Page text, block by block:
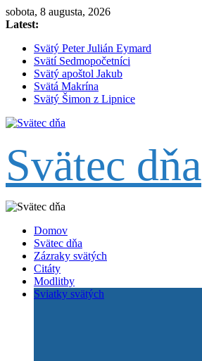
Skip
to
sobota, 8 augusta, 2026
Latest:
Svätý Peter Julián Eymard
Svätí Sedmopočetníci
Svätý apoštol Jakub
Svätá Makrína
Svätý Šimon z Lipnice
Svätec dňa
Domov
Svätec dňa
Zázraky svätých
Citáty
Modlitby
Sviatky svätých